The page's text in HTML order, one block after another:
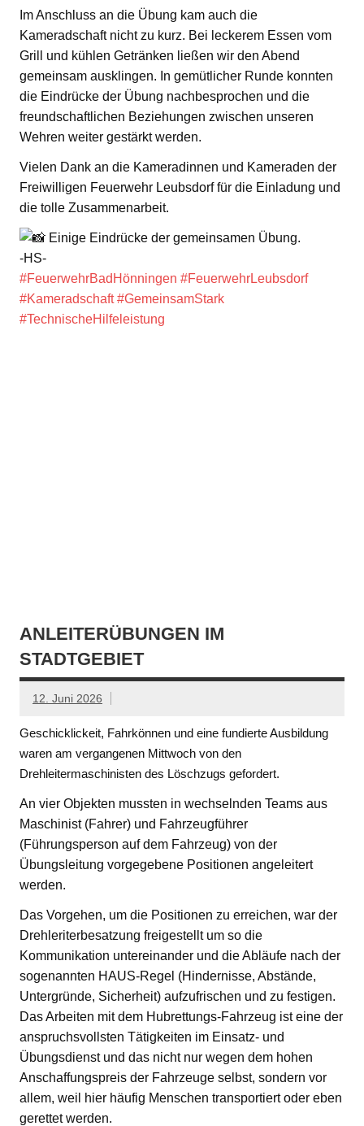
Im Anschluss an die Übung kam auch die
Kameradschaft nicht zu kurz. Bei leckerem Essen vom
Grill und kühlen Getränken ließen wir den Abend
gemeinsam ausklingen. In gemütlicher Runde konnten
die Eindrücke der Übung nachbesprochen und die
freundschaftlichen Beziehungen zwischen unseren
Wehren weiter gestärkt werden.
Vielen Dank an die Kameradinnen und Kameraden der
Freiwilligen Feuerwehr Leubsdorf für die Einladung und
die tolle Zusammenarbeit.
Einige Eindrücke der gemeinsamen Übung.
-HS-
#FeuerwehrBadHönningen #FeuerwehrLeubsdorf
#Kameradschaft #GemeinsamStark
#TechnischeHilfeleistung
ANLEITERÜBUNGEN IM
STADTGEBIET
12. Juni 2026
Geschicklickeit, Fahrkönnen und eine fundierte Ausbildung
waren am vergangenen Mittwoch von den
Drehleitermaschinisten des Löschzugs gefordert.
An vier Objekten mussten in wechselnden Teams aus
Maschinist (Fahrer) und Fahrzeugführer
(Führungsperson auf dem Fahrzeug) von der
Übungsleitung vorgegebene Positionen angeleitert
werden.
Das Vorgehen, um die Positionen zu erreichen, war der
Drehleriterbesatzung freigestellt um so die
Kommunikation untereinander und die Abläufe nach der
sogenannten HAUS-Regel (Hindernisse, Abstände,
Untergründe, Sicherheit) aufzufrischen und zu festigen.
Das Arbeiten mit dem Hubrettungs-Fahrzeug ist eine der
anspruchsvollsten Tätigkeiten im Einsatz- und
Übungsdienst und das nicht nur wegen dem hohen
Anschaffungspreis der Fahrzeuge selbst, sondern vor
allem, weil hier häufig Menschen transportiert oder eben
gerettet werden.